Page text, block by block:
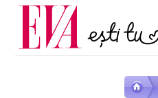
Carieră
Actualitate